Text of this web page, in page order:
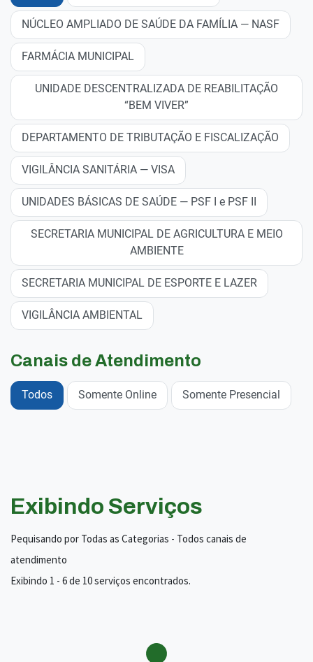
NÚCLEO AMPLIADO DE SAÚDE DA FAMÍLIA — NASF
FARMÁCIA MUNICIPAL
UNIDADE DESCENTRALIZADA DE REABILITAÇÃO
“BEM VIVER”
DEPARTAMENTO DE TRIBUTAÇÃO E FISCALIZAÇÃO
VIGILÂNCIA SANITÁRIA — VISA
UNIDADES BÁSICAS DE SAÚDE — PSF I e PSF II
SECRETARIA MUNICIPAL DE AGRICULTURA E MEIO
AMBIENTE
SECRETARIA MUNICIPAL DE ESPORTE E LAZER
VIGILÂNCIA AMBIENTAL
Canais de Atendimento
Todos Somente Online Somente Presencial
Exibindo Serviços
Pequisando por Todas as Categorias - Todos canais de
atendimento
Exibindo 1 - 6 de 10 serviços encontrados.